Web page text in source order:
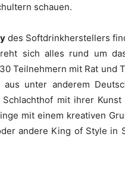
schauen.
des Softdrinkherstellers
sich alles rund um
Teilnehmern mit Rat und
unter anderem
mit ihrer
mit einem kreativen
andere King of Style in